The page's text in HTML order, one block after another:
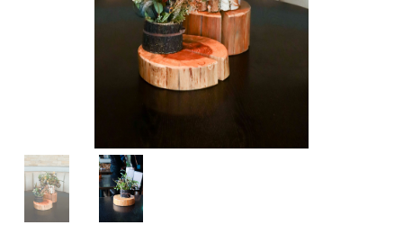
JDCA(ディスプレイスクール)
採用情報
お問い合わせ